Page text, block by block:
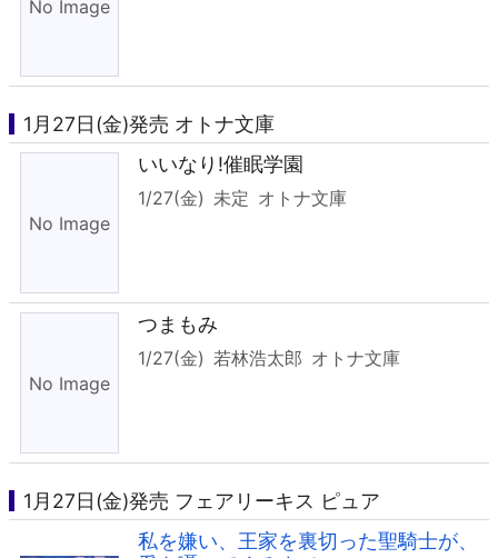
1月27日(金)発売 オトナ文庫
いいなり!催眠学園
1/27(金) 未定 オトナ文庫
つまもみ
1/27(金) 若林浩太郎 オトナ文庫
1月27日(金)発売 フェアリーキス ピュア
私を嫌い、王家を裏切った聖騎士が、